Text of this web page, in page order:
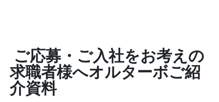
ご応募・ご入社をお考えの
求職者様へオルターボご紹
介資料